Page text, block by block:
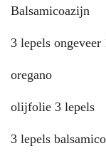
Balsamicoazijn
3 lepels
oregano
olijfolie 3 lepels
3 lepels